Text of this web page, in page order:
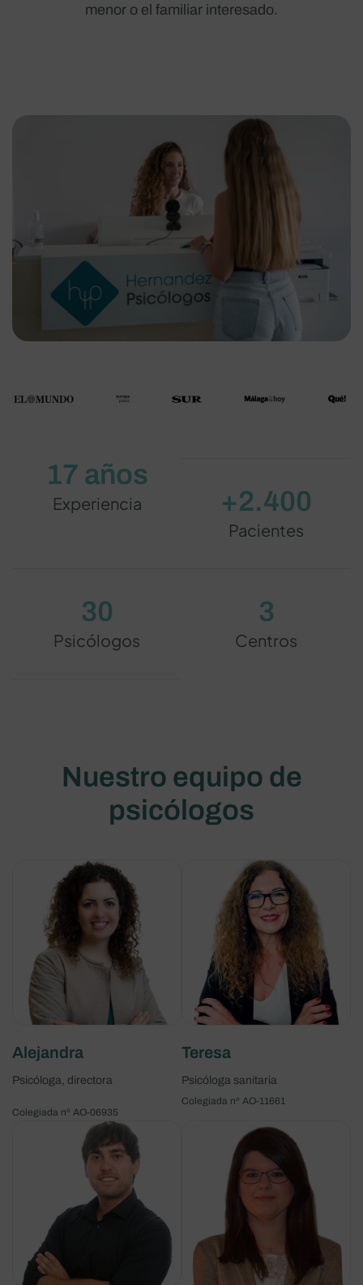
menor o el familiar interesado.
17 años
Experiencia +2.400
Pacientes
30
Psicólogos
3
Centros
Nuestro equipo de
psicólogos
Alejandra
Psicóloga, directora
Colegiada nº AO-06935
Teresa
Psicóloga sanitaria
Colegiada nº AO-11661